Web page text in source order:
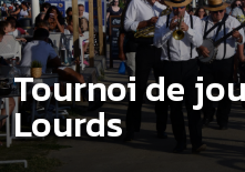
Tournoi de
Lourds